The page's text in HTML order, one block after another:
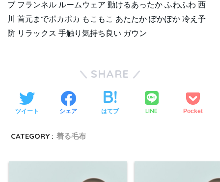
ブ フランネル ルームウェア 動けるあったか ふわふわ 西
川 首元までポカポカ もこもこ あたたか ぽかぽか 冷え予
防 リラックス 手触り気持ち良い ガウン
SHARE
ツイート シェア はてブ LINE Pocket
CATEGORY : 着る毛布